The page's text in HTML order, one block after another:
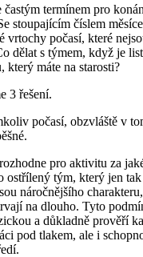
termínem pro
stoupajícím číslem
vrtochy počasí, které
dělat s týmem, když je
který máte na starosti?
3 řešení.
počasí, obzvláště v
pro aktivitu za
ostřílený tým, který jen
náročnějšího
na dlouho. Tyto
a důkladně prověří
pod tlakem, ale i